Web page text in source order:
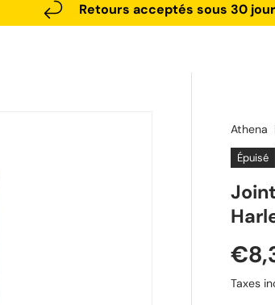
Retours acceptés sous 30
Athena
Épuisé
Prix
Taxes